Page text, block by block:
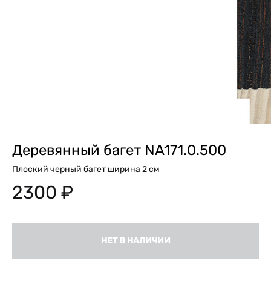
Деревянный багет NA171.0.500
Плоский черный багет ширина 2 см
2300 ₽
НЕТ В НАЛИЧИИ